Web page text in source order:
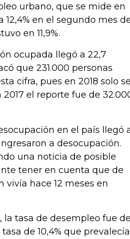
urbano, que se mide en
en el segundo mes
en 11,9%.
ocupada llegó a 22,7
que 231.000 personas
cifra, pues en 2018 solo se
2017 el reporte fue de
en el país llegó
a desocupación.
una noticia de posible
tener en cuenta que de
vivía hace 12 meses en
tasa de desempleo fue de
de 10,4% que prevalecía